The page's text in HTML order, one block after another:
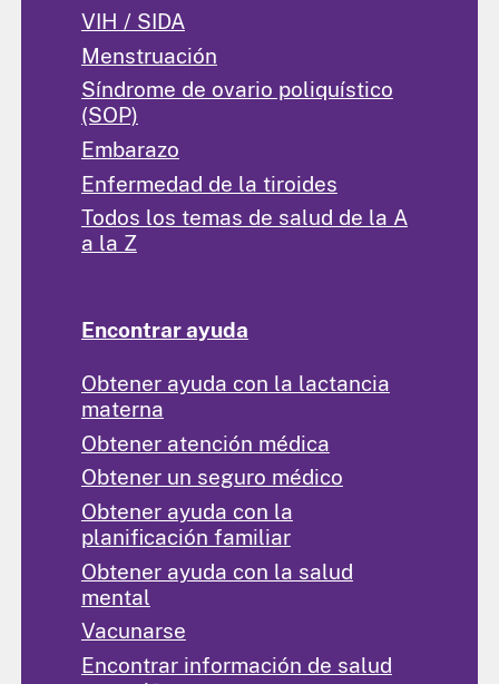
VIH / SIDA
Menstruación
Síndrome de ovario poliquístico
(SOP)
Embarazo
Enfermedad de la tiroides
Todos los temas de salud de la A
a la Z
Encontrar ayuda
Obtener ayuda con la lactancia
materna
Obtener atención médica
Obtener un seguro médico
Obtener ayuda con la
planificación familiar
Obtener ayuda con la salud
mental
Vacunarse
Encontrar información de salud